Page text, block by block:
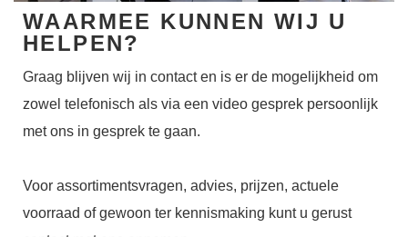
WAARMEE KUNNEN WIJ U
HELPEN?
Graag blijven wij in contact en is er de mogelijkheid om
zowel telefonisch als via een video gesprek persoonlijk
met ons in gesprek te gaan.
Voor assortimentsvragen, advies, prijzen, actuele
voorraad of gewoon ter kennismaking kunt u gerust